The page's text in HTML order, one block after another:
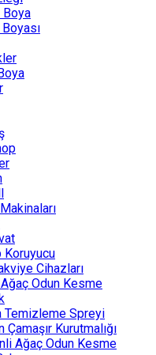
Boya
Koruyucu
Cihazları
Odun Kesme
Temizleme Spreyi
Çamaşır Kurutmalığı
Ağaç Odun Kesme